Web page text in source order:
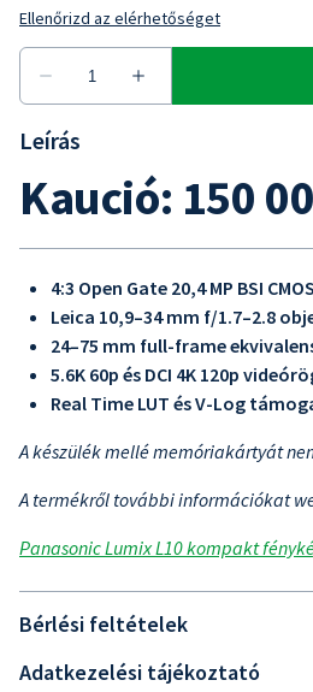
Leírás
Kaució: 150
4:3 Open Gate 20,4 MP BSI
Leica 10,9–34 mm f/1.7–2.8
24–75 mm full-frame
5.6K 60p és DCI 4K 120p
Real Time LUT és V-Log
A készülék mellé memóriakártyát
A termékről további információkat
Panasonic Lumix L10 kompakt
Bérlési feltételek
Adatkezelési tájékoztató